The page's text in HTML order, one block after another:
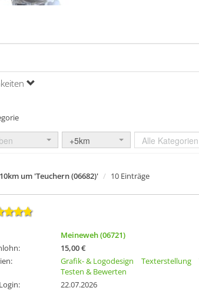
+5km Alle Kategorien
um 'Teuchern (06682)' 10 Einträge
Meineweh (06721)
15,00 €
Grafik- & Logodesign Texterstellung
Testen & Bewerten
22.07.2026